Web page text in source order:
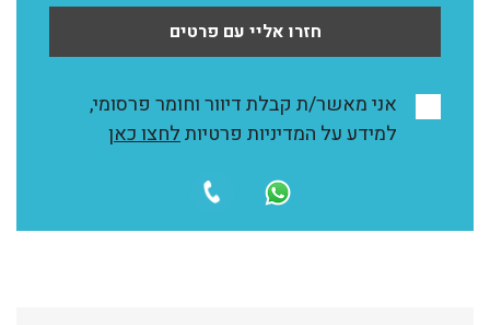
חזרו אליי עם פרטים
אני מאשר/ת קבלת דיוור וחומר פרסומי,
למידע על המדיניות פרטיותלחצו כאן